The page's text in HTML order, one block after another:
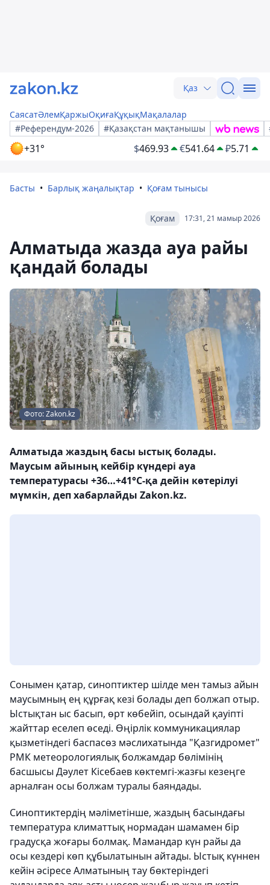
Қаз
СаясатӘлемҚаржыОқиғаҚұқықМақалалар
#Референдум-2026
#Қазақстан мақтанышы
+31° $469.93 €541.64 ₽5.71
Басты Барлық жаңалықтар Қоғам тынысы
17:31, 21 мамыр 2026
Қоғам
Алматыда жазда ауа райы
қандай болады
Фото: Zakon.kz
Алматыда жаздың басы ыстық болады.
Маусым айының кейбір күндері ауа
температурасы +36…+41°С-қа дейін көтерілуі
мүмкін, деп хабарлайды Zakon.kz.
Сонымен қатар, синоптиктер шілде мен тамыз айын
маусымның ең құрғақ кезі болады деп болжап отыр.
Ыстықтан ыс басып, өрт көбейіп, осындай қауіпті
жайттар еселеп өседі. Өңірлік коммуникациялар
қызметіндегі баспасөз мәслихатында "Қазгидромет"
РМК метеорологиялық болжамдар бөлімінің
басшысы Дәулет Кісебаев көктемгі-жазғы кезеңге
арналған осы болжам туралы баяндады.
Синоптиктердің мәліметінше, жаздың басындағы
температура климаттық нормадан шамамен бір
градусқа жоғары болмақ. Мамандар күн райы да
осы кездері көп құбылатынын айтады. Ыстық күннен
кейін әсіресе Алматының тау бөктеріндегі